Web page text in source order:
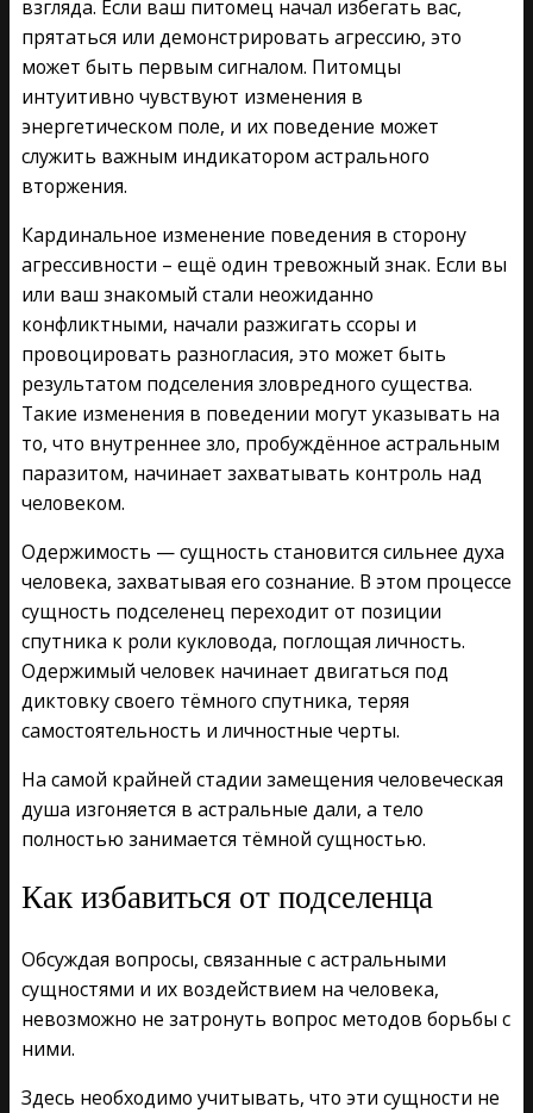
взгляда. Если ваш питомец начал избегать вас,
прятаться или демонстрировать агрессию, это
может быть первым сигналом. Питомцы
интуитивно чувствуют изменения в
энергетическом поле, и их поведение может
служить важным индикатором астрального
вторжения.
Кардинальное изменение поведения в сторону
агрессивности – ещё один тревожный знак. Если вы
или ваш знакомый стали неожиданно
конфликтными, начали разжигать ссоры и
провоцировать разногласия, это может быть
результатом подселения зловредного существа.
Такие изменения в поведении могут указывать на
то, что внутреннее зло, пробуждённое астральным
паразитом, начинает захватывать контроль над
человеком.
Одержимость — сущность становится сильнее духа
человека, захватывая его сознание. В этом процессе
сущность подселенец переходит от позиции
спутника к роли кукловода, поглощая личность.
Одержимый человек начинает двигаться под
диктовку своего тёмного спутника, теряя
самостоятельность и личностные черты.
На самой крайней стадии замещения человеческая
душа изгоняется в астральные дали, а тело
полностью занимается тёмной сущностью.
Как избавиться от подселенца
Обсуждая вопросы, связанные с астральными
сущностями и их воздействием на человека,
невозможно не затронуть вопрос методов борьбы с
ними.
Здесь необходимо учитывать, что эти сущности не